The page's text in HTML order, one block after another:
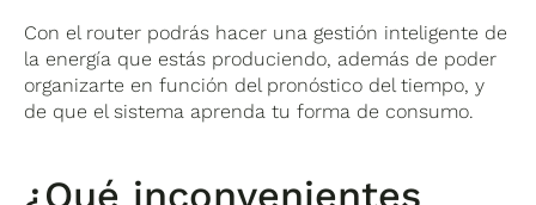
Con el router podrás hacer una gestión inteligente de
la energía que estás produciendo, además de poder
organizarte en función del pronóstico del tiempo, y
de que el sistema aprenda tu forma de consumo.
¿Qué inconvenientes